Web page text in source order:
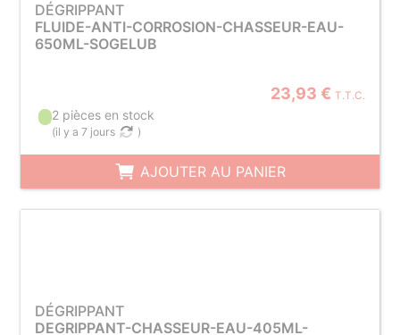
DÉGRIPPANT
FLUIDE-ANTI-CORROSION-CHASSEUR-EAU-
650ML-SOGELUB
23,93 € T.T.C.
2 pièces en stock
(il y a 7 jours )
AJOUTER AU PANIER
DÉGRIPPANT
DEGRIPPANT-CHASSEUR-EAU-405ML-